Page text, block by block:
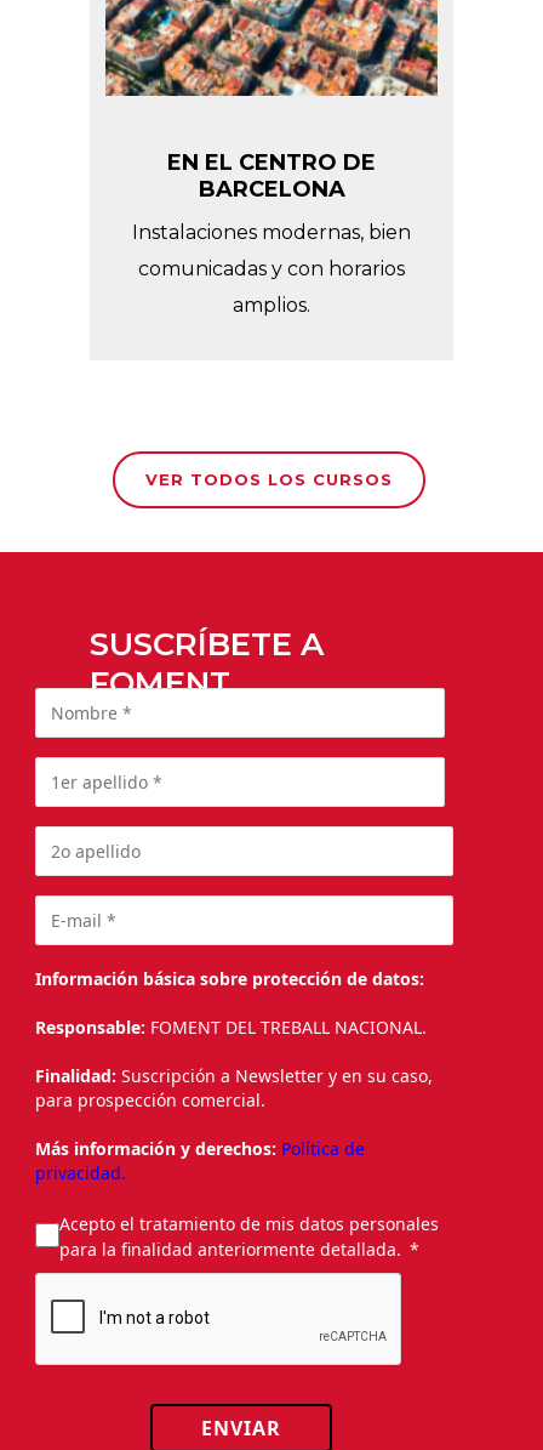
EN EL CENTRO DE
BARCELONA
Instalaciones modernas, bien
comunicadas y con horarios
amplios.
VER TODOS LOS CURSOS
SUSCRÍBETE A
FOMENT
Información básica sobre protección de datos:
Responsable: FOMENT DEL TREBALL NACIONAL.
Finalidad: Suscripción a Newsletter y en su caso,
para prospección comercial.
Más información y derechos: Política de
privacidad.
Acepto el tratamiento de mis datos personales
para la finalidad anteriormente detallada.
ENVIAR